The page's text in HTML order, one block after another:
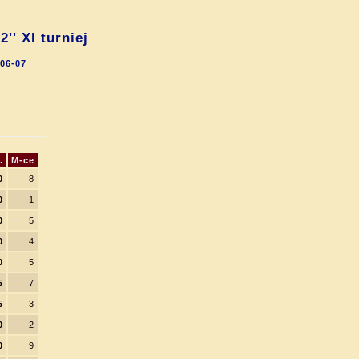
XI turniej
07
M-ce
8
1
5
4
5
7
3
2
9